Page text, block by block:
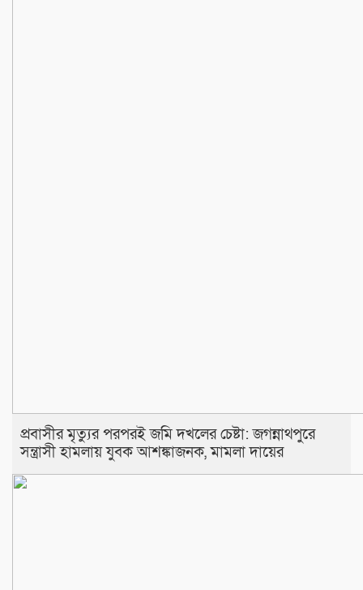
প্রবাসীর মৃত্যুর পরপরই জমি দখলের চেষ্টা: জগন্নাথপুরে
সন্ত্রাসী হামলায় যুবক আশঙ্কাজনক, মামলা দায়ের